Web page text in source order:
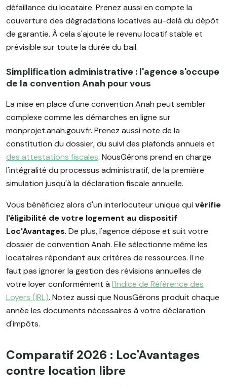
défaillance du locataire. Prenez aussi en compte la
couverture des dégradations locatives au-delà du dépôt
de garantie. À cela s'ajoute le revenu locatif stable et
prévisible sur toute la durée du bail.
Simplification administrative : l'agence s'occupe
de la convention Anah pour vous
La mise en place d'une convention Anah peut sembler
complexe comme les démarches en ligne sur
monprojet.anah.gouv.fr. Prenez aussi note de la
constitution du dossier, du suivi des plafonds annuels et
des attestations fiscales. NousGérons prend en charge
l'intégralité du processus administratif, de la première
simulation jusqu'à la déclaration fiscale annuelle.
Vous bénéficiez alors d'un interlocuteur unique qui vérifie
l'éligibilité de votre logement au dispositif
Loc'Avantages. De plus, l'agence dépose et suit votre
dossier de convention Anah. Elle sélectionne même les
locataires répondant aux critères de ressources. Il ne
faut pas ignorer la gestion des révisions annuelles de
votre loyer conformément à l'Indice de Référence des
Loyers (IRL). Notez aussi que NousGérons produit chaque
année les documents nécessaires à votre déclaration
d'impôts.
Comparatif 2026 : Loc'Avantages
contre location libre